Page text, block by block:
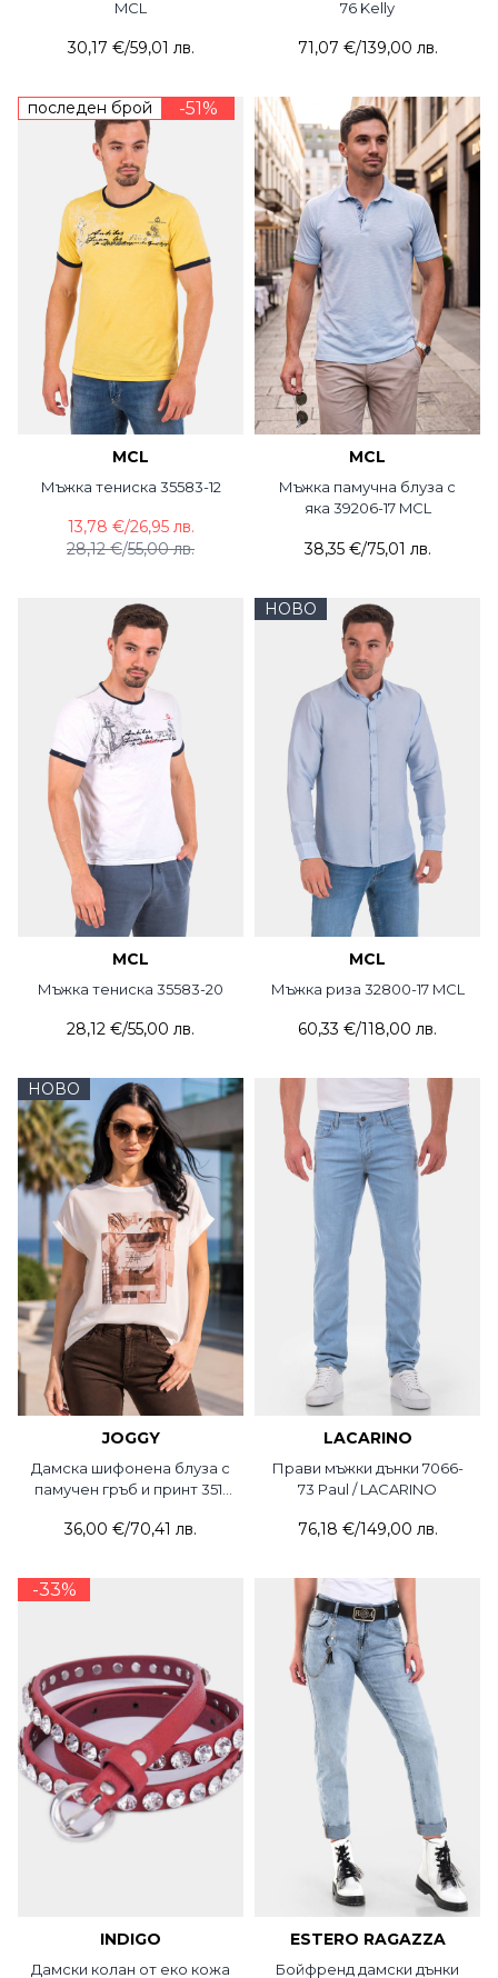
MCL
30,17 €/59,01 лв.
76 Kelly
71,07 €/139,00 лв.
последен брой -51%
MCL
Мъжка тениска 35583-12
28,12 €/55,00 лв.
13,78 €/26,95 лв.
MCL
Мъжка памучна блуза с
яка 39206-17 MCL
38,35 €/75,01 лв.
MCL
Мъжка тениска 35583-20
28,12 €/55,00 лв.
НОВО
MCL
Мъжка риза 32800-17 MCL
60,33 €/118,00 лв.
НОВО
JOGGY
Дамска шифонена блуза с
памучен гръб и принт 351-
36,00 €/70,41 лв.
LACARINO
Прави мъжки дънки 7066-
73 Paul / LACARINO
76,18 €/149,00 лв.
-33%
INDIGO
Дамски колан от еко кожа
ESTERO RAGAZZA
Бойфренд дамски дънки